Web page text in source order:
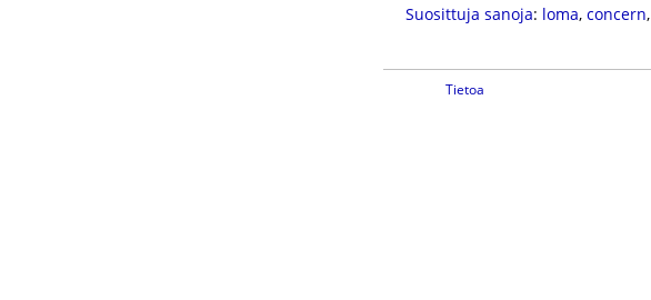
Suosittuja sanoja: loma, concern,
Tietoa